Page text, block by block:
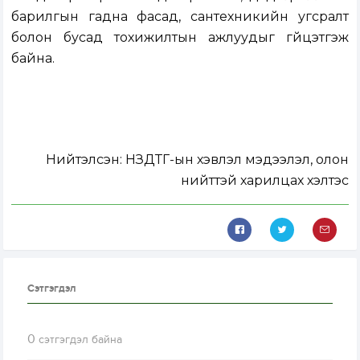
барилгын гадна фасад, сантехникийн угсралт
болон бусад тохижилтын ажлуудыг гүйцэтгэж
байна.
Нийтэлсэн: НЗДТГ-ын хэвлэл мэдээлэл, олон
нийттэй харилцах хэлтэс
Сэтгэгдэл
0 сэтгэгдэл байна